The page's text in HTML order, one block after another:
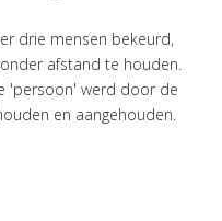
drie mensen bekeurd,
afstand te houden.
'persoon' werd door de
en aangehouden.